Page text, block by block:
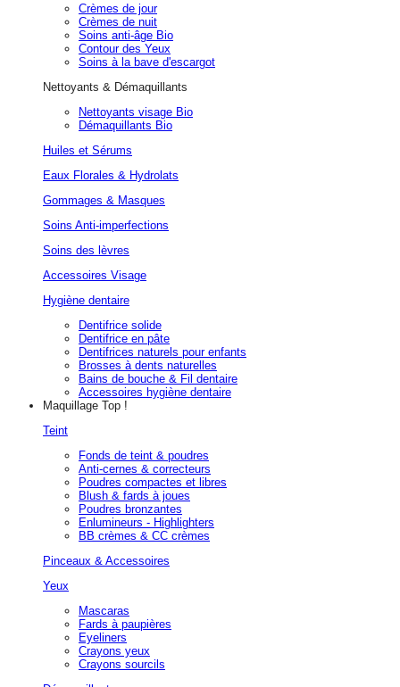
Crèmes de jour
Crèmes de nuit
Soins anti-âge Bio
Contour des Yeux
Soins à la bave d'escargot
Nettoyants & Démaquillants
Nettoyants visage Bio
Démaquillants Bio
Huiles et Sérums
Eaux Florales & Hydrolats
Gommages & Masques
Soins Anti-imperfections
Soins des lèvres
Accessoires Visage
Hygiène dentaire
Dentifrice solide
Dentifrice en pâte
Dentifrices naturels pour enfants
Brosses à dents naturelles
Bains de bouche & Fil dentaire
Accessoires hygiène dentaire
Maquillage Top !
Teint
Fonds de teint & poudres
Anti-cernes & correcteurs
Poudres compactes et libres
Blush & fards à joues
Poudres bronzantes
Enlumineurs - Highlighters
BB crèmes & CC crèmes
Pinceaux & Accessoires
Yeux
Mascaras
Fards à paupières
Eyeliners
Crayons yeux
Crayons sourcils